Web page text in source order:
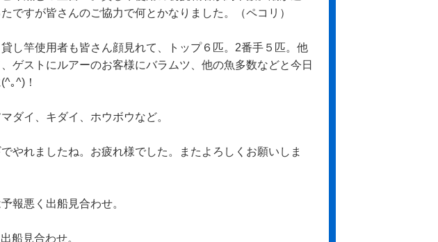
ですが皆さんのご協力で何とかなりました。（ペコリ）
し竿使用者も皆さん顔見れて、トップ６匹。2番手５匹。他
ゲストにルアーのお客様にバラムツ、他の魚多数などと今日
｡^)！
ダイ、キダイ、ホウボウなど。
やれましたね。お疲れ様でした。またよろしくお願いしま
報悪く出船見合わせ。
船見合わせ。